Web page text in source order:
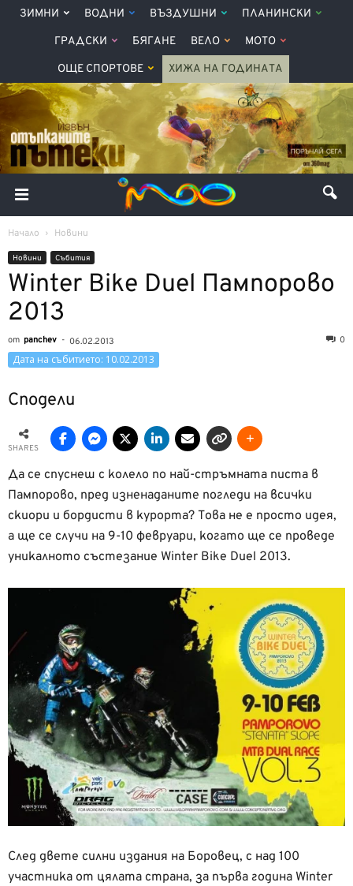
ЗИМНИ ВОДНИ ВЪЗДУШНИ ПЛАНИНСКИ
ГРАДСКИ БЯГАНЕ ВЕЛО МОТО
ОЩЕ СПОРТОВЕ ХИЖА НА ГОДИНАТА
Начало Новини
Новини Събития
Winter Bike Duel Пампорово
2013
от panchev - 06.02.2013 0
Дата на събитието: 10.02.2013
Сподели
SHARES
Да се спуснеш с колело по най-стръмната писта в
Пампорово, пред изненаданите погледи на всички
скиори и бордисти в курорта? Това не е просто идея,
а ще се случи на 9-10 февруари, когато ще се проведе
уникалното състезание Winter Bike Duel 2013.
След двете силни издания на Боровец, с над 100
участника от цялата страна, за първа година Winter